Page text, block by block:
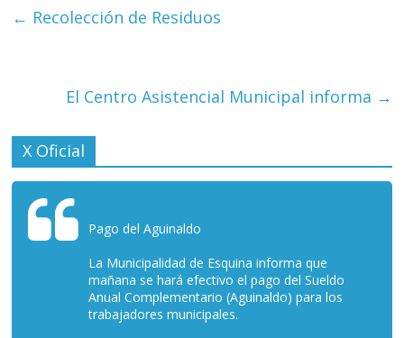
← Recolección de Residuos
El Centro Asistencial Municipal informa →
X Oficial
Pago del Aguinaldo
La Municipalidad de Esquina informa que
mañana se hará efectivo el pago del Sueldo
Anual Complementario (Aguinaldo) para los
trabajadores municipales.